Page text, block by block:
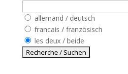
allemand / deutsch
francais / französisch
les deux / beide